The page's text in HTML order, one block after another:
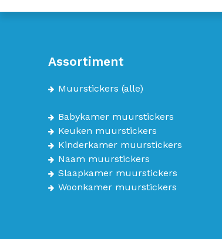
Assortiment
Muurstickers (alle)
Babykamer muurstickers
Keuken muurstickers
Kinderkamer muurstickers
Naam muurstickers
Slaapkamer muurstickers
Woonkamer muurstickers